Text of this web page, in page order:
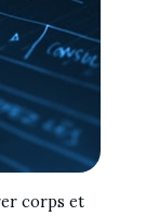
corps et